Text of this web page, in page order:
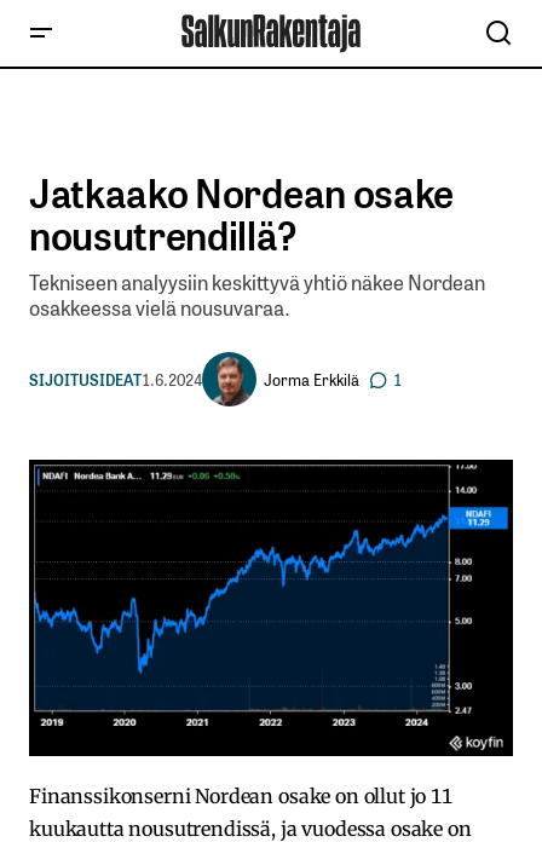
Jatkaako Nordean osake
nousutrendillä?
Tekniseen analyysiin keskittyvä yhtiö näkee Nordean
osakkeessa vielä nousuvaraa.
SIJOITUSIDEAT1.6.2024 Jorma Erkkilä 1
Finanssikonserni Nordean osake on ollut jo 11
kuukautta nousutrendissä, ja vuodessa osake on